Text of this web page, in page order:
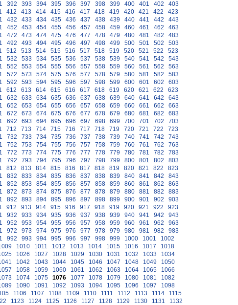
392 393 394 395 396 397 398 399 400 401 402
403
412 413 414 415 416 417 418 419 420 421 422
423
432 433 434 435 436 437 438 439 440 441 442
443
452 453 454 455 456 457 458 459 460 461 462
463
472 473 474 475 476 477 478 479 480 481 482
483
492 493 494 495 496 497 498 499 500 501 502
503
512 513 514 515 516 517 518 519 520 521 522
523
532 533 534 535 536 537 538 539 540 541 542
543
552 553 554 555 556 557 558 559 560 561 562
563
572 573 574 575 576 577 578 579 580 581 582
583
592 593 594 595 596 597 598 599 600 601 602
603
612 613 614 615 616 617 618 619 620 621 622
623
632 633 634 635 636 637 638 639 640 641 642
643
652 653 654 655 656 657 658 659 660 661 662
663
672 673 674 675 676 677 678 679 680 681 682
683
692 693 694 695 696 697 698 699 700 701 702
703
712 713 714 715 716 717 718 719 720 721 722
723
732 733 734 735 736 737 738 739 740 741 742
743
752 753 754 755 756 757 758 759 760 761 762
763
772 773 774 775 776 777 778 779 780 781 782
783
792 793 794 795 796 797 798 799 800 801 802
803
812 813 814 815 816 817 818 819 820 821 822
823
832 833 834 835 836 837 838 839 840 841 842
843
852 853 854 855 856 857 858 859 860 861 862
863
872 873 874 875 876 877 878 879 880 881 882
883
892 893 894 895 896 897 898 899 900 901 902
903
912 913 914 915 916 917 918 919 920 921 922
923
932 933 934 935 936 937 938 939 940 941 942
943
952 953 954 955 956 957 958 959 960 961 962
963
972 973 974 975 976 977 978 979 980 981 982
983
992 993 994 995 996 997 998 999 1000 1001
1002
1010 1011 1012 1013 1014 1015 1016 1017
1018
1026 1027 1028 1029 1030 1031 1032 1033
1034
1042 1043 1044 1045 1046 1047 1048 1049
1050
1058 1059 1060 1061 1062 1063 1064 1065
1066
1074 1075 1076 1077 1078 1079 1080 1081
1082
1090 1091 1092 1093 1094 1095 1096 1097
1098
1106 1107 1108 1109 1110 1111 1112 1113 1114
1115
1123 1124 1125 1126 1127 1128 1129 1130 1131
1132